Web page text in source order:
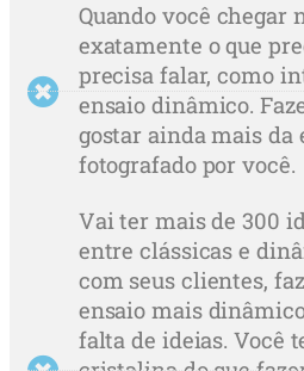
Quando você chegar
exatamente o que
precisa falar, como
ensaio dinâmico.
gostar ainda mais da
fotografado por você.
Vai ter mais de 300
entre clássicas e
com seus clientes,
ensaio mais
falta de ideias. Você